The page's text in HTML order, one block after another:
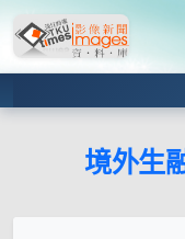
境外生